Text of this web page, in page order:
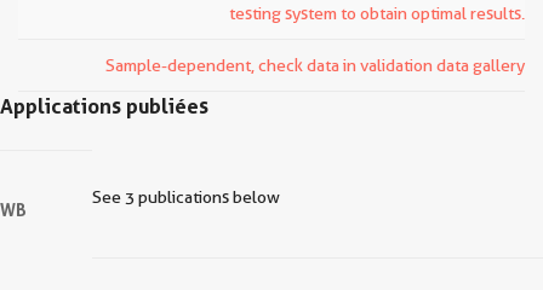
testing system to obtain optimal results.
Sample-dependent, check data in validation data gallery
Applications publiées
WB
See 3 publications below